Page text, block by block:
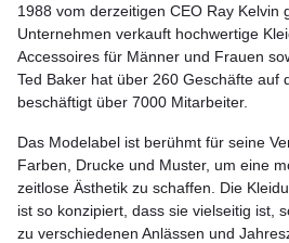
1988 vom derzeitigen CEO Ray Kelvin
Unternehmen verkauft hochwertige
Accessoires für Männer und Frauen
Ted Baker hat über 260 Geschäfte auf
beschäftigt über 7000 Mitarbeiter.
Das Modelabel ist berühmt für seine
Farben, Drucke und Muster, um eine
zeitlose Ästhetik zu schaffen. Die
ist so konzipiert, dass sie vielseitig ist,
zu verschiedenen Anlässen und